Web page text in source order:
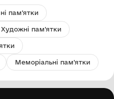
пам'ятки
Художні пам'ятки
Меморіальні пам'ятки